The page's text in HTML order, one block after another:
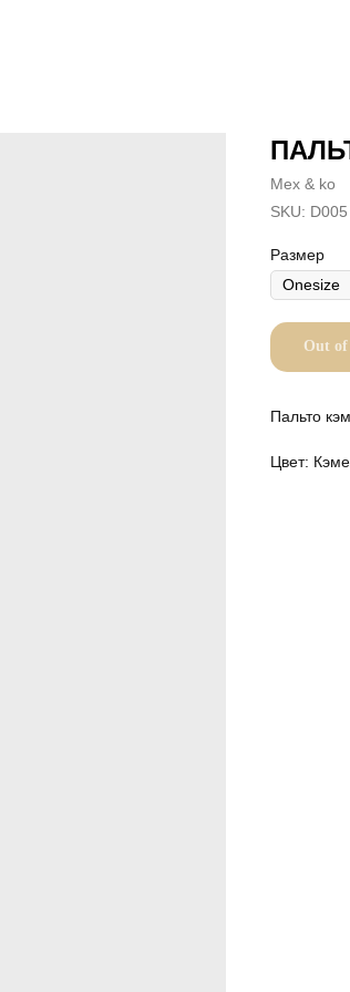
Mex & ko
SKU: D005
Размер
Out of
Пальто
Цвет: